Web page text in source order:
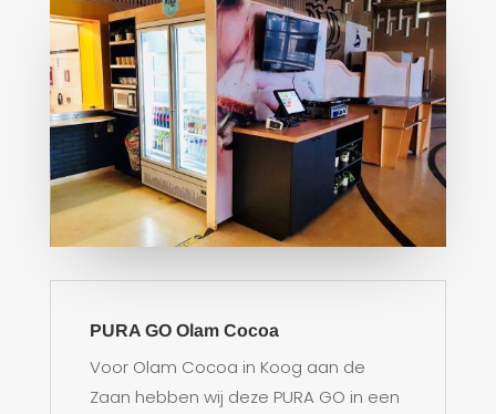
PURA GO Olam Cocoa
Voor Olam Cocoa in Koog aan de
Zaan hebben wij deze PURA GO in een